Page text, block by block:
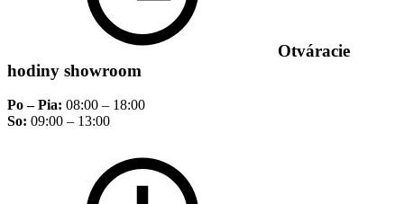
Otváracie
hodiny showroom
Po – Pia: 08:00 – 18:00
So: 09:00 – 13:00